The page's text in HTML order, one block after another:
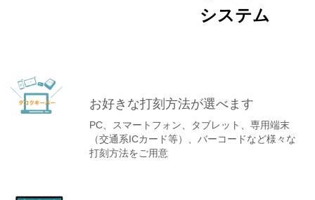
システム
お好きな打刻方法が選べます
PC、スマートフォン、タブレット、専用端末
（交通系ICカード等）、バーコードなど様々な
打刻方法をご用意